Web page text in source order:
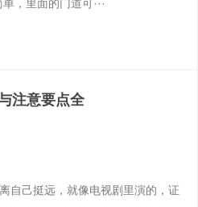
，里面的门道可···
注意要点全
自己挺远，就像电视剧里演的，证